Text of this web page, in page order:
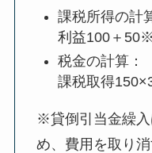
課税所得の計
利益100＋
税金の計算：
課税取得
※貸倒引当金繰
め、費用を取り